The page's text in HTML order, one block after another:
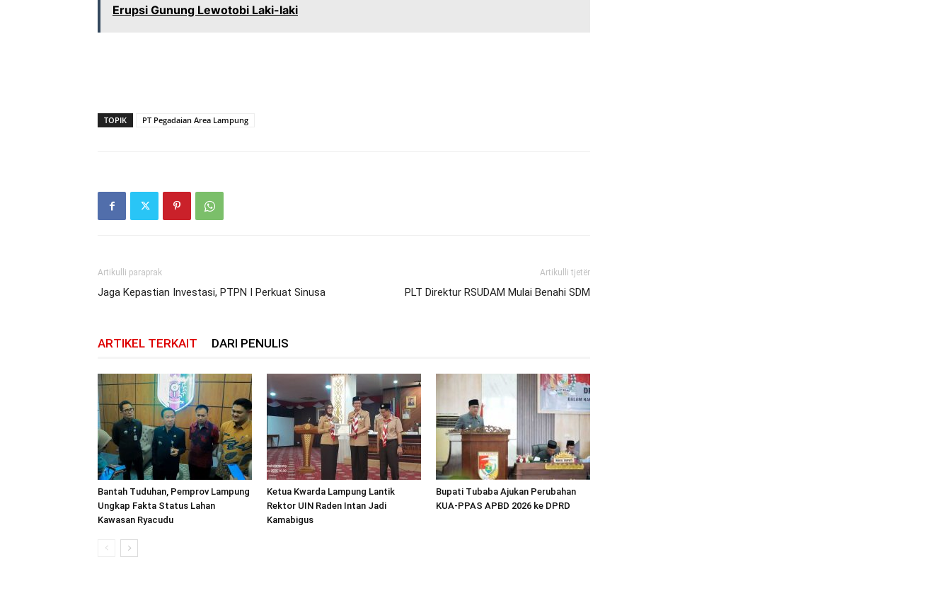
Erupsi Gunung Lewotobi Laki-laki
TOPIK PT Pegadaian Area Lampung
Artikulli paraprak
Jaga Kepastian Investasi, PTPN I Perkuat Sinusa
Artikulli tjetër
PLT Direktur RSUDAM Mulai Benahi SDM
ARTIKEL TERKAIT DARI PENULIS
Bantah Tuduhan, Pemprov Lampung
Ungkap Fakta Status Lahan
Kawasan Ryacudu
Ketua Kwarda Lampung Lantik
Rektor UIN Raden Intan Jadi
Kamabigus
Bupati Tubaba Ajukan Perubahan
KUA-PPAS APBD 2026 ke DPRD